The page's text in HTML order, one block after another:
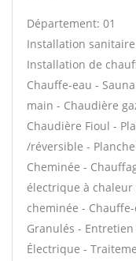
Département: 01
Installation
Installation de
Chauffe-eau -
main - Chaudière
Chaudière Fioul -
/réversible -
Cheminée -
électrique à chaleur
cheminée -
Granulés -
Électrique -